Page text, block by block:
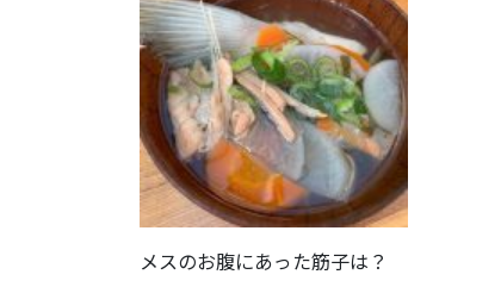
メスのお腹にあった筋子は？